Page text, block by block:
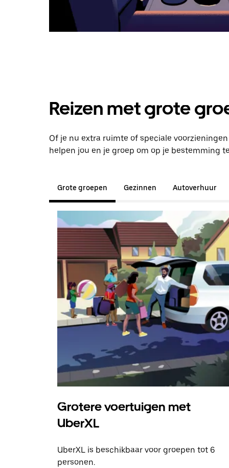
Reizen met grote
Of je nu extra ruimte of speciale
helpen jou en je groep om op je bestemming
Grote groepen Gezinnen Autoverhuur
Grotere voertuigen met
UberXL
UberXL is beschikbaar voor groepen tot 6
personen.